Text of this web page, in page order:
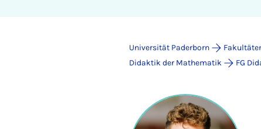
Universität Paderborn
Didaktik der Mathematik
FG